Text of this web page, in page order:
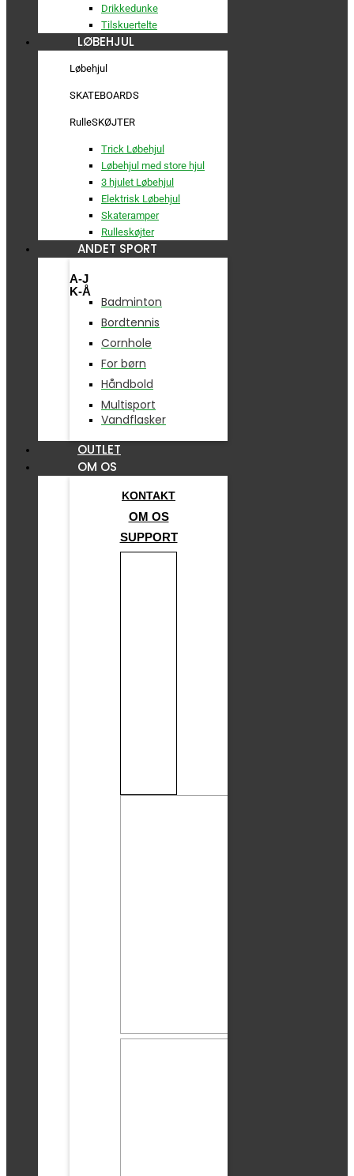
Drikkedunke
Tilskuertelte
LØBEHJUL
Løbehjul
SKATEBOARDS
RulleSKØJTER
Trick Løbehjul
Løbehjul med store hjul
3 hjulet Løbehjul
Elektrisk Løbehjul
Skateramper
Rulleskøjter
ANDET SPORT
A-J
K-Å
Badminton
Bordtennis
Cornhole
For børn
Håndbold
Multisport
Vandflasker
OUTLET
OM OS
KONTAKT
OM OS
SUPPORT